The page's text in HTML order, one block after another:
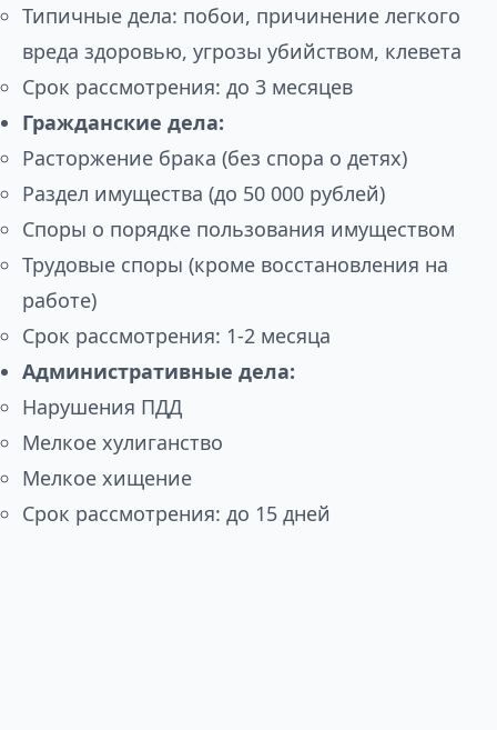
Типичные дела: побои, причинение легкого
вреда здоровью, угрозы убийством, клевета
Срок рассмотрения: до 3 месяцев
Гражданские дела:
Расторжение брака (без спора о детях)
Раздел имущества (до 50 000 рублей)
Споры о порядке пользования имуществом
Трудовые споры (кроме восстановления на
работе)
Срок рассмотрения: 1-2 месяца
Административные дела:
Нарушения ПДД
Мелкое хулиганство
Мелкое хищение
Срок рассмотрения: до 15 дней